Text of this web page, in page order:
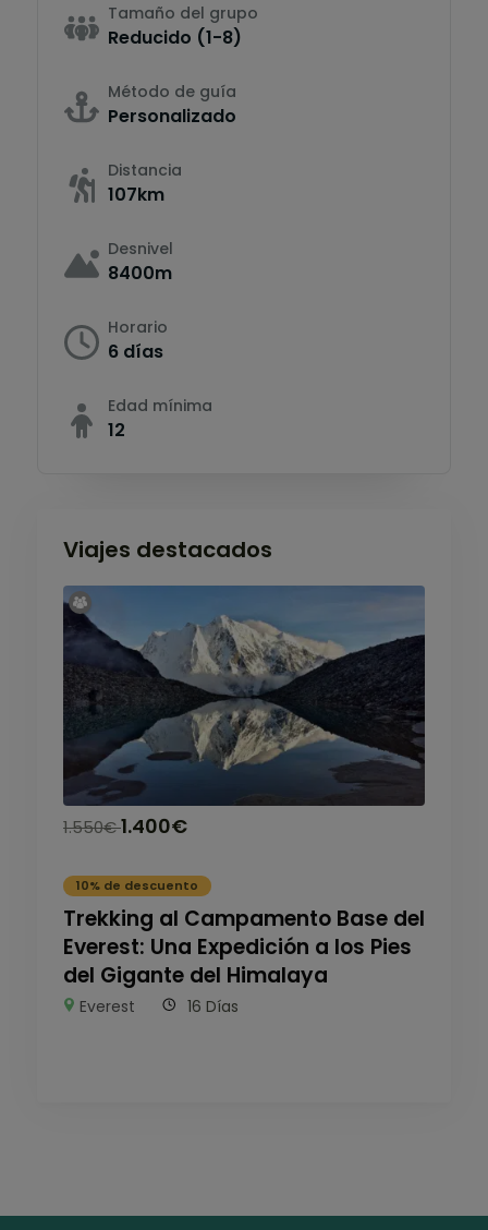
Tamaño del grupo
Reducido (1-8)
Método de guía
Personalizado
Distancia
107km
Desnivel
8400m
Horario
6 días
Edad mínima
12
Viajes destacados
1.550€1.400€
10% de descuento
Trekking al Campamento Base del
Everest: Una Expedición a los Pies
del Gigante del Himalaya
Everest 16 Días